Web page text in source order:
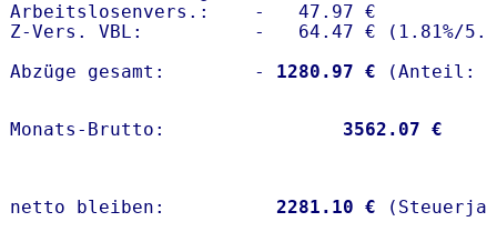
Arbeitslosenvers.:    -   47.97 €
Z-Vers. VBL:          -   64.47 € ( 1.81%/
Abzüge gesamt:        -
1280.97 €
Monats-Brutto: 3562.07 €
netto bleiben: 2281.10 €